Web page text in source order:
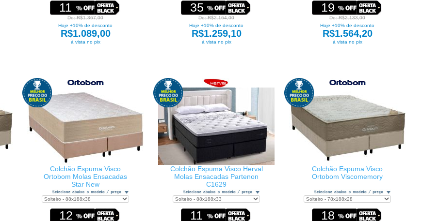
11
De: R$1.367,00
Hoje +10% de desconto
R$1.089,00
à vista no pix
35
De: R$2.164,00
Hoje +10% de desconto
R$1.259,10
à vista no pix
19
De: R$2.133,00
Hoje +10% de desconto
R$1.564,20
à vista no pix
Colchão Espuma Visco
Ortobom Molas Ensacadas
Star New
12
Colchão Espuma Visco Herval
Molas Ensacadas Partenon
C1629
11
Colchão Espuma Visco
Ortobom Viscomemory
18